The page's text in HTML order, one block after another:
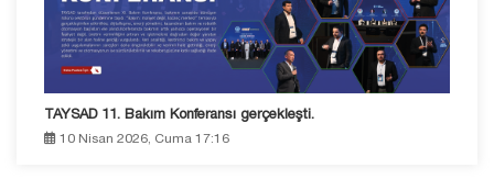
TAYSAD 11. Bakım Konferansı gerçekleşti.
10 Nisan 2026, Cuma 17:16